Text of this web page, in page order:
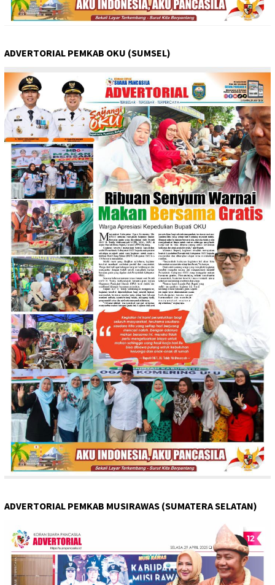
ADVERTORIAL PEMKAB OKU (SUMSEL)
ADVERTORIAL PEMKAB MUSIRAWAS (SUMATERA SELATAN)